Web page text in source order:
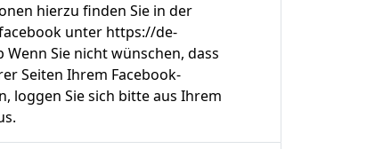
hierzu finden Sie in der
unter https://de-
Sie nicht wünschen, dass
Seiten Ihrem Facebook-
loggen Sie sich bitte aus Ihrem